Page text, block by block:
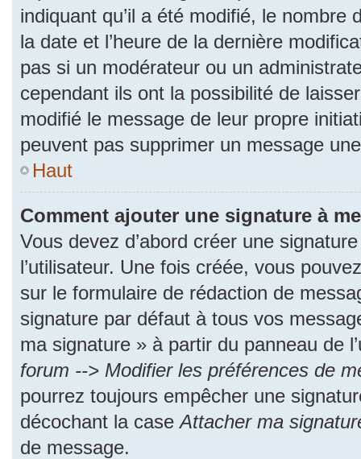
indiquant qu’il a été modifié, le nombre
la date et l’heure de la dernière
pas si un modérateur ou un
cependant ils ont la possibilité de
modifié le message de leur propre
peuvent pas supprimer un message
Haut
Comment ajouter une signature à
Vous devez d’abord créer une
l’utilisateur. Une fois créée, vous
sur le formulaire de rédaction de
signature par défaut à tous vos
ma signature » à partir du panneau de
forum --> Modifier les préférences de
pourrez toujours empêcher une
décochant la caseAttacher ma
de message.